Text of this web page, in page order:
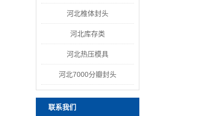
河北椎体封头
河北库存类
河北热压模具
河北7000分瓣封头
联系我们